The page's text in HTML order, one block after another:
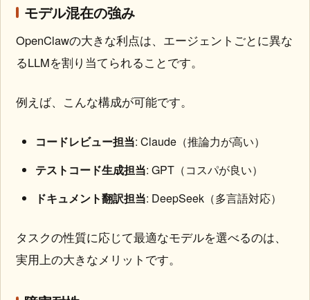
モデル混在の強み
OpenClawの大きな利点は、エージェントごとに異な
るLLMを割り当てられることです。
例えば、こんな構成が可能です。
コードレビュー担当: Claude（推論力が高い）
テストコード生成担当: GPT（コスパが良い）
ドキュメント翻訳担当: DeepSeek（多言語対応）
タスクの性質に応じて最適なモデルを選べるのは、
実用上の大きなメリットです。